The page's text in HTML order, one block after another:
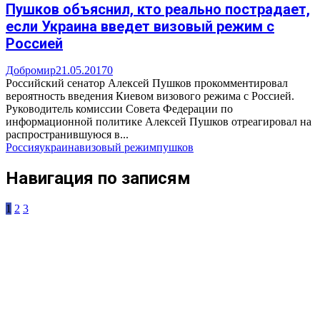
Пушков объяснил, кто реально пострадает,
если Украина введет визовый режим с
Россией
Добромир21.05.20170
Российский сенатор Алексей Пушков прокомментировал
вероятность введения Киевом визового режима с Россией.
Руководитель комиссии Совета Федерации по
информационной политике Алексей Пушков отреагировал на
распространившуюся в...
Россияукраинавизовый режимпушков
Навигация по записям
1 2 3